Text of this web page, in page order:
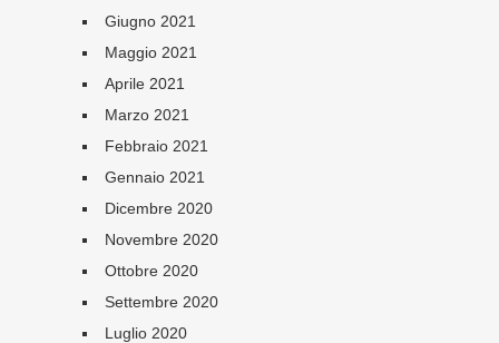
Giugno 2021
Maggio 2021
Aprile 2021
Marzo 2021
Febbraio 2021
Gennaio 2021
Dicembre 2020
Novembre 2020
Ottobre 2020
Settembre 2020
Luglio 2020